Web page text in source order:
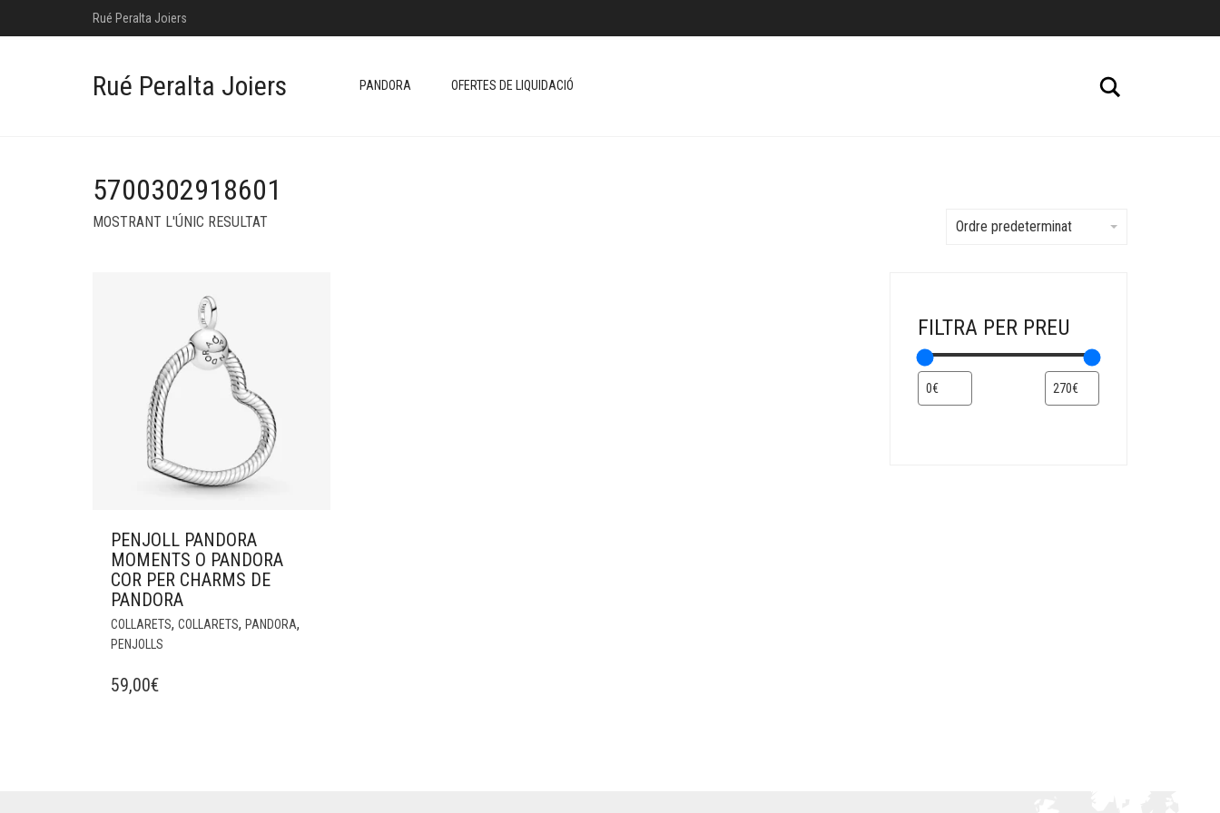
Rué Peralta Joiers
Rué Peralta Joiers PANDORA OFERTES DE LIQUIDACIÓ
5700302918601
MOSTRANT L'ÚNIC RESULTAT Ordre predeterminat
PENJOLL PANDORA
MOMENTS O PANDORA
COR PER CHARMS DE
PANDORA
COLLARETS, COLLARETS, PANDORA,
PENJOLLS
59,00€
FILTRA PER PREU